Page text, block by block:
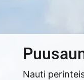
Nauti